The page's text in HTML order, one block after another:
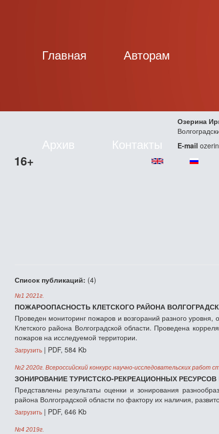
Главная Авторам
Архив Контакты
16+
Озерина
E-mail
Список публикаций: (4)
№1 2021г.
ПОЖАРООПАСНОСТЬ КЛЕТСКОГО РАЙОНА
Проведен мониторинг пожаров и возгораний разного
Клетского района Волгоградской области. Проведена
пожаров на исследуемой территории.
Загрузить | PDF, 584 Kb
№2 2020г. Всероссийский конкурс научно-исследовательских работ
ЗОНИРОВАНИЕ ТУРИСТСКО-РЕКРЕАЦИОННЫХ
Представлены результаты оценки и зонирования
района Волгоградской области по фактору их наличия,
Загрузить | PDF, 646 Kb
№4 2019г.